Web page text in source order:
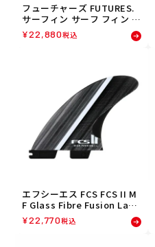
フューチャーズ FUTURES.
サーフィン サーフ フィン V
APOR CORE JJF SCIMITAR
01005131VPJJFS
¥22,880税込
エフシーエス FCS FCS II M
F Glass Fibre Fusion Larg
e Tri Retail Fins サーフィ
ン フィン FMFL-FF01-LG-T
¥22,770税込